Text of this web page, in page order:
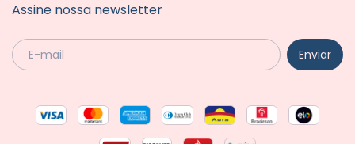
Assine nossa newsletter